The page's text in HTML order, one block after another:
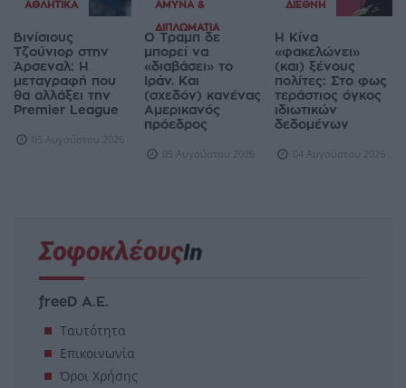
ΑΘΛΗΤΙΚΆ
Βινίσιους
Τζούνιορ στην
Άρσεναλ: Η
μεταγραφή που
θα αλλάξει την
Premier League
05 Αυγούστου 2026
ΆΜΥΝΑ &
ΔΙΠΛΩΜΑΤΊΑ
Ο Τραμπ δε
μπορεί να
«διαβάσει» το
Ιράν. Και
(σχεδόν) κανένας
Αμερικανός
πρόεδρος
05 Αυγούστου 2026
ΔΙΕΘΝΉ
Η Κίνα
«φακελώνει»
(και) ξένους
πολίτες: Στο φως
τεράστιος όγκος
ιδιωτικών
δεδομένων
04 Αυγούστου 2026
freeD Α.Ε.
Ταυτότητα
Επικοινωνία
Όροι Χρήσης